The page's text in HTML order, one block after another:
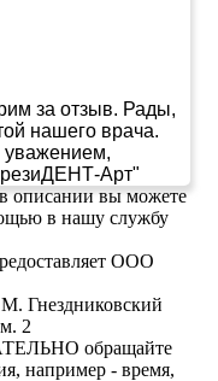
за отзыв. Рады,
нашего врача.
уважением,
Арт"
описании вы можете
в нашу службу
ООО
Гнездниковский
2
обращайте
например - время,